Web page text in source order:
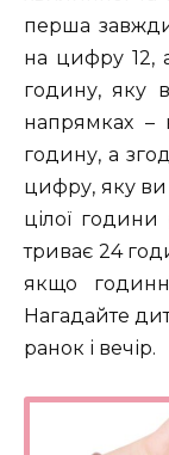
перша
на цифру 12,
годину, яку
напрямках –
годину, а
цифру, яку
цілої
триває 24
якщо
Нагадайте
ранок і вечір.